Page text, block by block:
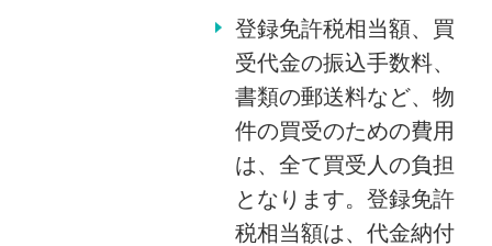
登録免許税相当額、買
受代金の振込手数料、
書類の郵送料など、物
件の買受のための費用
は、全て買受人の負担
となります。登録免許
税相当額は、代金納付